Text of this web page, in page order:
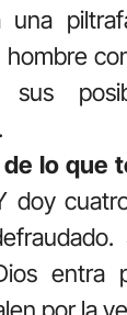
una
hombre
sus
lo que
doy
entra